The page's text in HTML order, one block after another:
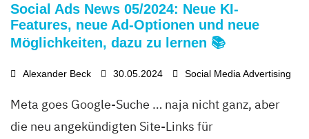
Social Ads News 05/2024: Neue KI-
Features, neue Ad-Optionen und neue
Möglichkeiten, dazu zu lernen 📚
Alexander Beck 30.05.2024 Social Media Advertising
Meta goes Google-Suche … naja nicht ganz, aber
die neu angekündigten Site-Links für